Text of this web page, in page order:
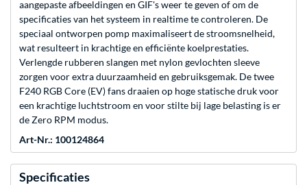
aangepaste afbeeldingen en GIF's weer te geven of om de
specificaties van het systeem in realtime te controleren. De
speciaal ontworpen pomp maximaliseert de stroomsnelheid,
wat resulteert in krachtige en efficiënte koelprestaties.
Verlengde rubberen slangen met nylon gevlochten sleeve
zorgen voor extra duurzaamheid en gebruiksgemak. De twee
F240 RGB Core (EV) fans draaien op hoge statische druk voor
een krachtige luchtstroom en voor stilte bij lage belasting is er
de Zero RPM modus.
Art-Nr.: 100124864
Specificaties